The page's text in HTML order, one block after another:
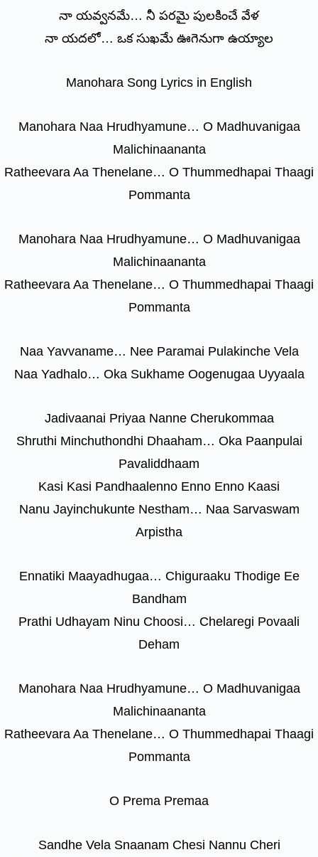
నా యవ్వనమే… నీ పరమై పులకించే వేళ
నా యదలో… ఒక సుఖమే ఊగెనుగా ఉయ్యాల
Manohara Song Lyrics in English
Manohara Naa Hrudhyamune… O Madhuvanigaa
Malichinaananta
Ratheevara Aa Thenelane… O Thummedhapai Thaagi
Pommanta
Manohara Naa Hrudhyamune… O Madhuvanigaa
Malichinaananta
Ratheevara Aa Thenelane… O Thummedhapai Thaagi
Pommanta
Naa Yavvaname… Nee Paramai Pulakinche Vela
Naa Yadhalo… Oka Sukhame Oogenugaa Uyyaala
Jadivaanai Priyaa Nanne Cherukommaa
Shruthi Minchuthondhi Dhaaham… Oka Paanpulai
Pavaliddhaam
Kasi Kasi Pandhaalenno Enno Enno Kaasi
Nanu Jayinchukunte Nestham… Naa Sarvaswam
Arpistha
Ennatiki Maayadhugaa… Chiguraaku Thodige Ee
Bandham
Prathi Udhayam Ninu Choosi… Chelaregi Povaali
Deham
Manohara Naa Hrudhyamune… O Madhuvanigaa
Malichinaananta
Ratheevara Aa Thenelane… O Thummedhapai Thaagi
Pommanta
O Prema Premaa
Sandhe Vela Snaanam Chesi Nannu Cheri